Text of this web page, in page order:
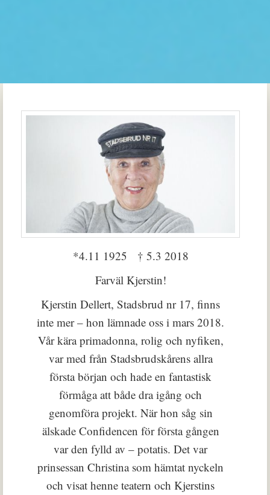
*4.11 1925 † 5.3 2018
Farväl Kjerstin!
Kjerstin Dellert, Stadsbrud nr 17, finns
inte mer – hon lämnade oss i mars 2018.
Vår kära primadonna, rolig och nyfiken,
var med från Stadsbrudskårens allra
första början och hade en fantastisk
förmåga att både dra igång och
genomföra projekt. När hon såg sin
älskade Confidencen för första gången
var den fylld av – potatis. Det var
prinsessan Christina som hämtat nyckeln
och visat henne teatern och Kjerstins